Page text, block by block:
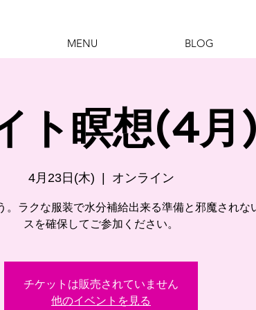
MENU BLOG
ト瞑想(4月)
4月23日(木) オンライン
。ラクな服装で水分補給出来る準備と邪魔されな
スを確保してご参加ください。
チケットは販売されていません
他のイベントを見る